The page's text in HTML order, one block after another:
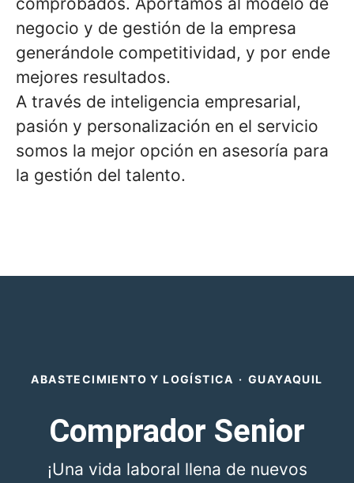
negocio y de gestión de la empresa
generándole competitividad, y por ende
mejores resultados.
A través de inteligencia empresarial,
pasión y personalización en el servicio
somos la mejor opción en asesoría para
la gestión del talento.
ABASTECIMIENTO Y LOGÍSTICA · GUAYAQUIL
Comprador Senior
¡Una vida laboral llena de nuevos